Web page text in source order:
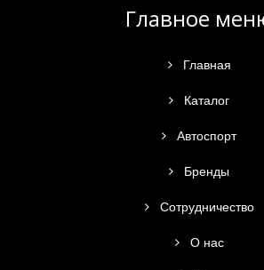
Главное
Главная
Каталог
Автоспорт
Бренды
Сотрудничество
О нас